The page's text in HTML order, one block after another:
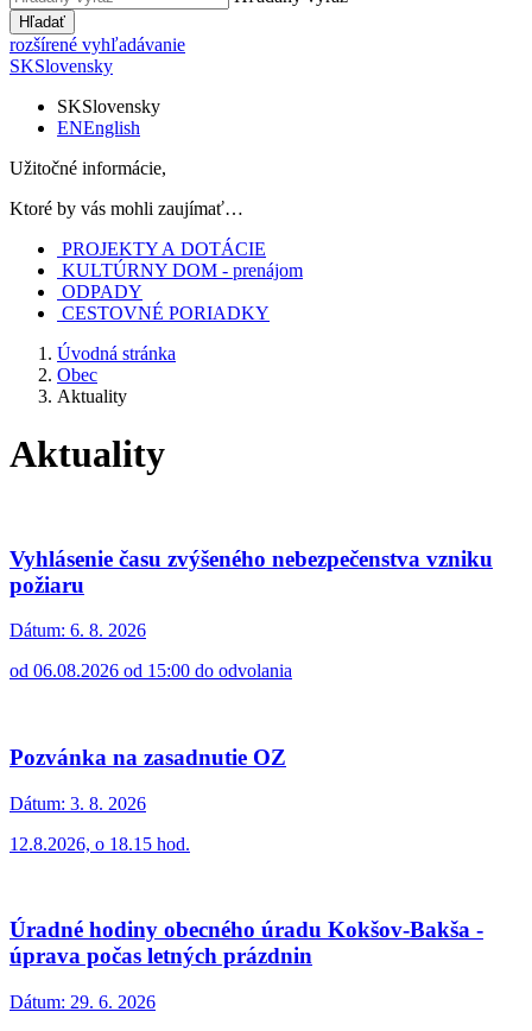
Hľadať
rozšírené vyhľadávanie
SKSlovensky
SKSlovensky
ENEnglish
Užitočné informácie,
Ktoré by vás mohli zaujímať…
PROJEKTY A DOTÁCIE
KULTÚRNY DOM - prenájom
ODPADY
CESTOVNÉ PORIADKY
Úvodná stránka
Obec
Aktuality
Aktuality
Vyhlásenie času zvýšeného nebezpečenstva vzniku
požiaru
Dátum: 6. 8. 2026
od 06.08.2026 od 15:00 do odvolania
Pozvánka na zasadnutie OZ
Dátum: 3. 8. 2026
12.8.2026, o 18.15 hod.
Úradné hodiny obecného úradu Kokšov-Bakša -
úprava počas letných prázdnin
Dátum: 29. 6. 2026